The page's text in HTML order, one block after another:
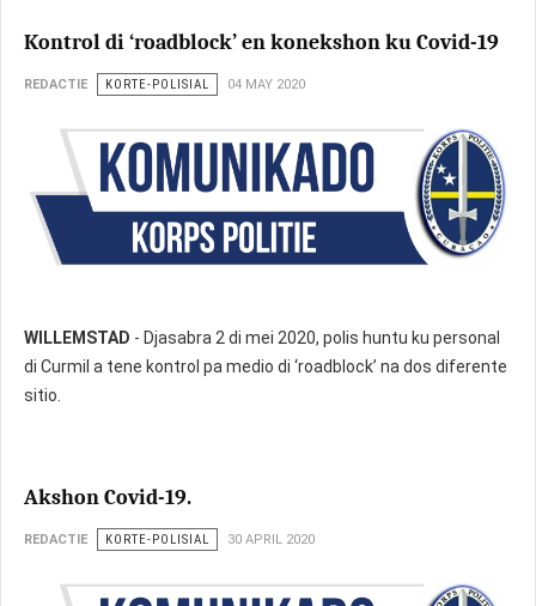
Kontrol di ‘roadblock’ en konekshon ku Covid-19
REDACTIE KORTE-POLISIAL 04 MAY 2020
WILLEMSTAD - Djasabra 2 di mei 2020, polis huntu ku personal
di Curmil a tene kontrol pa medio di ‘roadblock’ na dos diferente
sitio.
Akshon Covid-19.
REDACTIE KORTE-POLISIAL 30 APRIL 2020